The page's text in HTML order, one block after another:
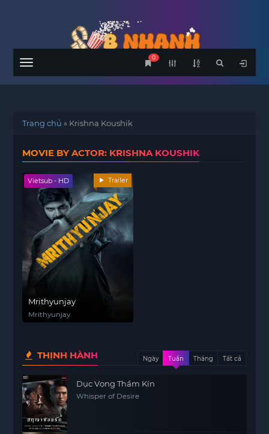
Menu
0
Trang chủ » Krishna Koushik
MOVIE BY ACTOR: KRISHNA KOUSHIK
Vietsub - HD Trailer
Mrithyunjay
Mrithyunjay
THỊNH HÀNH Ngày Tuần Tháng Tất cả
Dục Vọng Thầm Kín
Whisper of Desire